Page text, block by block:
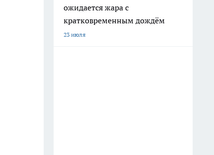
ожидается жара с
кратковременным дождём
23 июля